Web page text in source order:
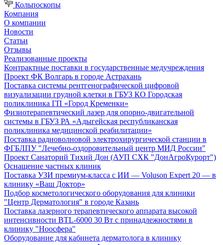
Кольпоскопы
Компания
О компании
Новости
Статьи
Отзывы
Реализованные проекты
Контрактные поставки в государственные медучреждения
Проект ФК Волгарь в городе Астрахань
Поставка системы рентгенографической цифровой
визуализации грудной клетки в ГБУЗ КО Городская
поликлиника ГП «Город Кременки»
Физиотерапевтический лазер для опорно-двигательной
системы в ГБУЗ РА «Адыгейская республиканская
поликлиника медицинской реабилитации»
Поставка радиоволновой электрохирургической станции в
ФГБЛПУ "Лечебно-оздоровительный центр МИД России"
Проект Санаторий Тихий Дон (АУП СХК "ДонАгроКурорт")
Оснащение частных клиник
Поставка УЗИ премиум-класса с ИИ — Voluson Expert 20 — в
клинику «Ваш Доктор»
Подбор косметологического оборудования для клиники
"Центр Дерматология" в городе Казань
Поставка лазерного терапевтического аппарата высокой
интенсивности BTL-6000 30 Вт с принадлежностями в
клинику "Ноосфера"
Оборудование для кабинета дерматолога в клинику